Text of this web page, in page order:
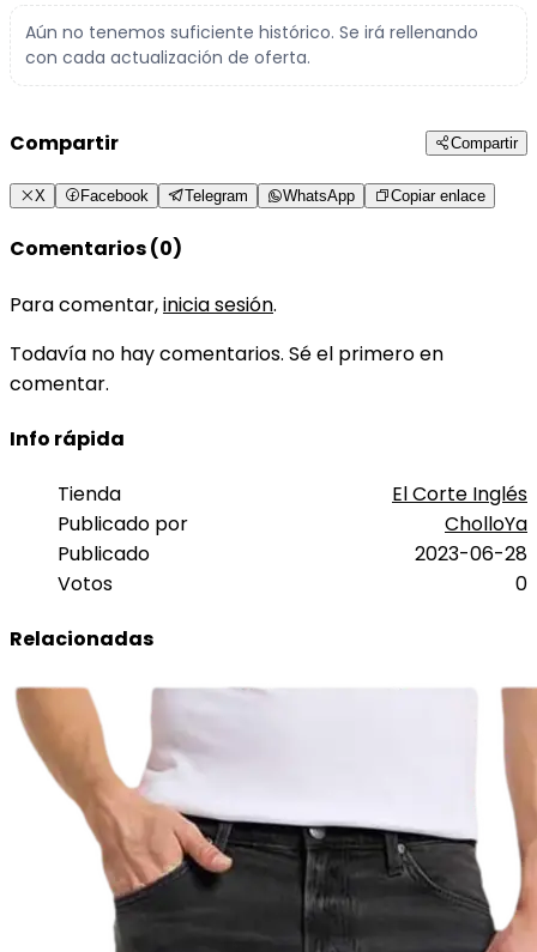
Aún no tenemos suficiente histórico. Se irá rellenando
con cada actualización de oferta.
Compartir Compartir
X Facebook Telegram WhatsApp Copiar enlace
Comentarios (0)
Para comentar,inicia sesión.
Todavía no hay comentarios. Sé el primero en
comentar.
Info rápida
Tienda
El Corte Inglés
Publicado por
CholloYa
Publicado
2023-06-28
Votos
0
Relacionadas